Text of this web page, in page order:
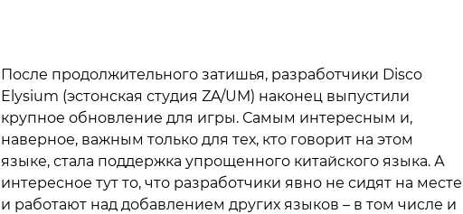
После продолжительного затишья, разработчики Disco
Elysium (эстонская студия ZA/UM) наконец выпустили
крупное обновление для игры. Самым интересным и,
наверное, важным только для тех, кто говорит на этом
языке, стала поддержка упрощенного китайского языка. А
интересное тут то, что разработчики явно не сидят на месте
и работают над добавлением других языков – в том числе и